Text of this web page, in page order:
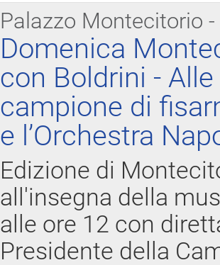
Palazzo Montecitorio
Domenica
con Boldrini -
campione di
e l’Orchestra
Edizione di
all'insegna della
alle ore 12 con
Presidente della